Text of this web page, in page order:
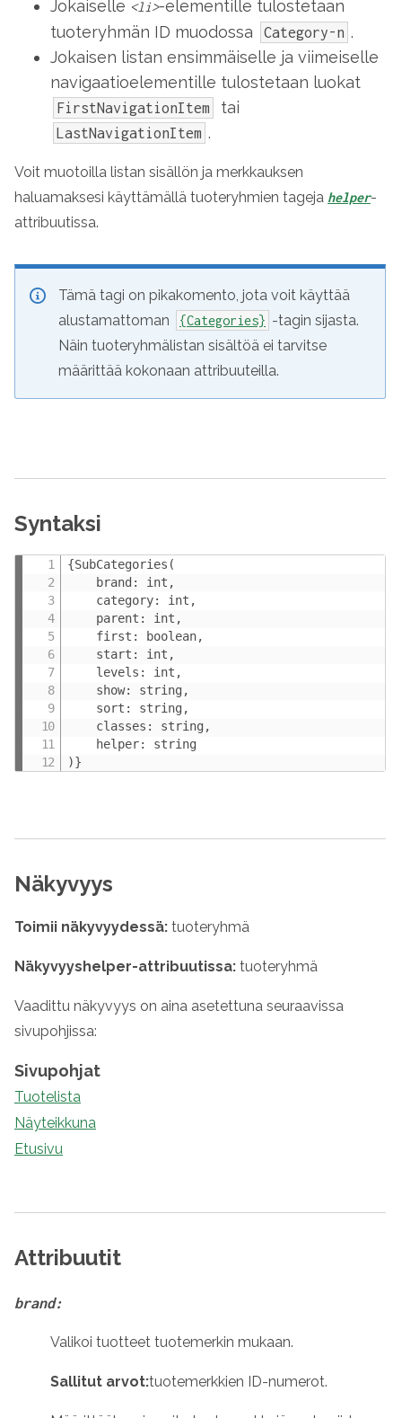
Jokaiselle <li>-elementille tulostetaan
tuoteryhmän ID muodossa
Category-n .
Jokaisen listan ensimmäiselle ja viimeiselle
navigaatioelementille tulostetaan luokat
FirstNavigationItem tai
LastNavigationItem .
Voit muotoilla listan sisällön ja merkkauksen
haluamaksesi käyttämällä tuoteryhmien tageja helper-
attribuutissa.
Tämä tagi on pikakomento, jota voit käyttää
alustamattoman
{Categories} -tagin sijasta.
Näin tuoteryhmälistan sisältöä ei tarvitse
määrittää kokonaan attribuuteilla.
Syntaksi
{SubCategories(
    brand: int,
    category: int,
    parent: int,
    first: boolean,
    start: int,
    levels: int,
    show: string,
    sort: string,
    classes: string,
    helper: string
)}
Näkyvyys
Toimii näkyvyydessä: tuoteryhmä
Näkyvyyshelper-attribuutissa: tuoteryhmä
Vaadittu näkyvyys on aina asetettuna seuraavissa
sivupohjissa:
Sivupohjat
Tuotelista
Näyteikkuna
Etusivu
Attribuutit
brand:
Valikoi tuotteet tuotemerkin mukaan.
Sallitut arvot:tuotemerkkien ID-numerot.